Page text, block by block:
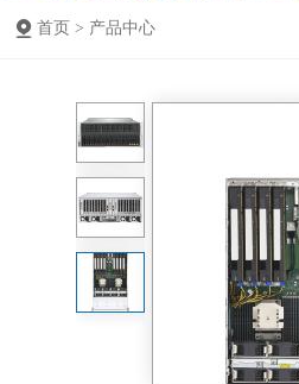
首页 > 产品中心